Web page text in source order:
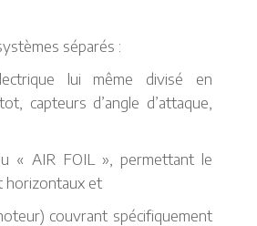
séparés :
lui même divisé en
capteurs d’angle d’attaque,
« AIR FOIL », permettant le
horizontaux et
couvrant spécifiquement